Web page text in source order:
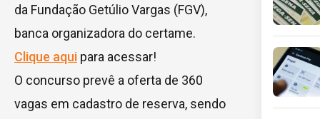
da Fundação Getúlio Vargas (FGV),
banca organizadora do certame.
Clique aqui para acessar!
O concurso prevê a oferta de 360
vagas em cadastro de reserva, sendo